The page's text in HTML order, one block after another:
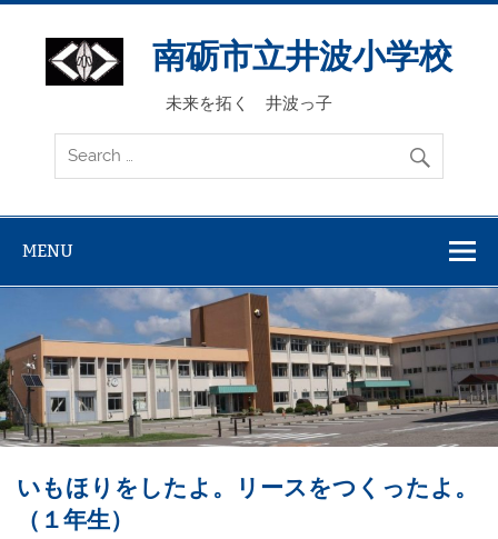
Skip
content
南砺市立井波小学校
未来を拓く 井波っ子
MENU
いもほりをしたよ。リースをつくったよ。
（１年生）